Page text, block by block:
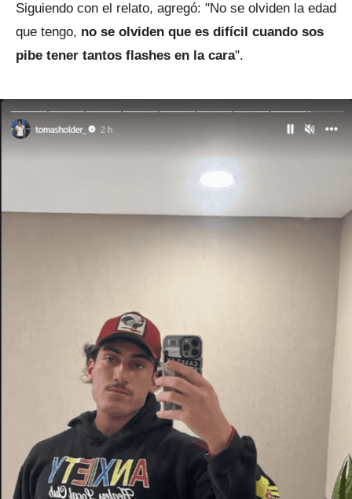
Siguiendo con el relato, agregó: "No se olviden la edad
que tengo, no se olviden que es difícil cuando sos
pibe tener tantos flashes en la cara".